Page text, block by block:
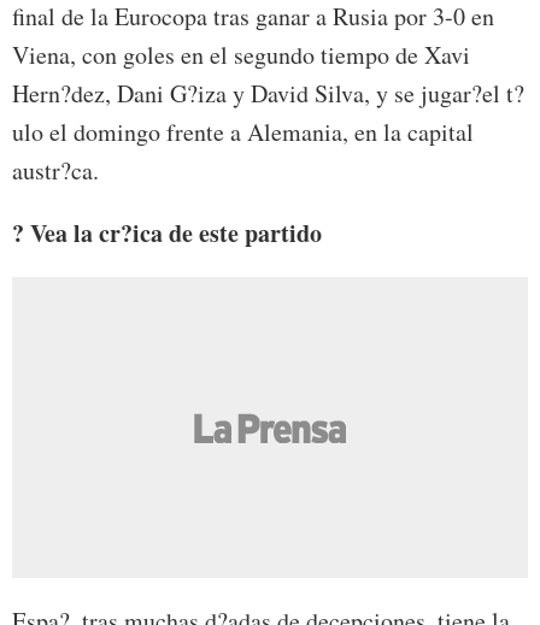
final de la Eurocopa tras ganar a Rusia por 3-0 en
Viena, con goles en el segundo tiempo de Xavi
Hern?dez, Dani G?iza y David Silva, y se jugar?el t?
ulo el domingo frente a Alemania, en la capital
austr?ca.
? Vea la cr?ica de este partido